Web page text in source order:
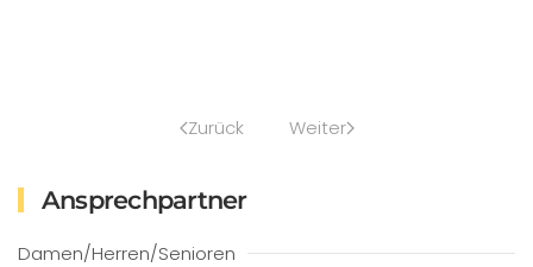
Zurück Weiter
Ansprechpartner
Damen/Herren/Senioren